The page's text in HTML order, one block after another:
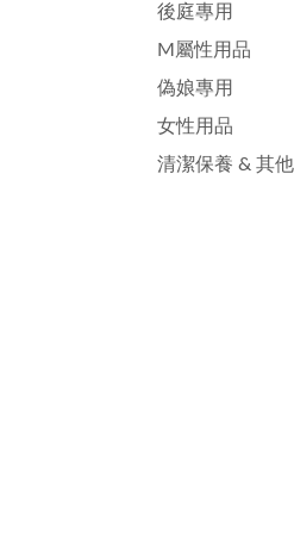
後庭專用
M屬性用品
偽娘專用
女性用品
清潔保養 & 其他